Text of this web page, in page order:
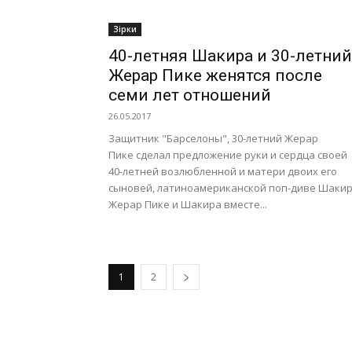
Зірки
40-летняя Шакира и 30-летний
Жерар Пике женятся после
семи лет отношений
26.05.2017
Защитник "Барселоны", 30-летний Жерар
Пике сделал предложение руки и сердца своей
40-летней возлюбленной и матери двоих его
сыновей, латиноамериканской поп-диве
Жерар Пике и Шакира вместе...
1 2